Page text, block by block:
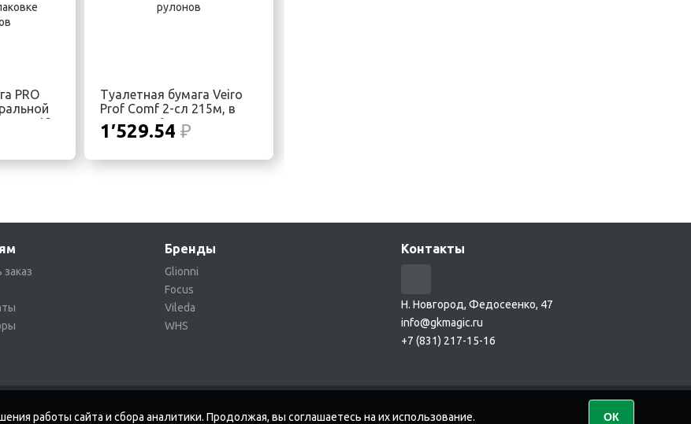
PRO
12
Туалетная бумага Veiro
Prof Comf 2-сл 215м, в
упаковке 6 рулонов
1′529.54 ₽
Бренды
Glionni
Focus
Vileda
WHS
Контакты
Н. Новгород, Федосеенко, 47
info@gkmagic.ru
+7 (831) 217-15-16
работы сайта и сбора аналитики. Продолжая, вы соглашаетесь на их использование. ОК